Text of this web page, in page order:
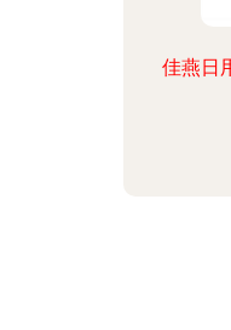
佳燕日